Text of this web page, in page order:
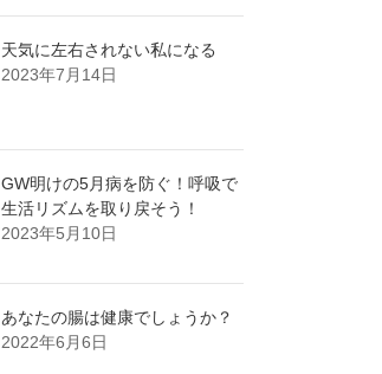
天気に左右されない私になる
2023年7月14日
GW明けの5月病を防ぐ！呼吸で
生活リズムを取り戻そう！
2023年5月10日
あなたの腸は健康でしょうか？
2022年6月6日